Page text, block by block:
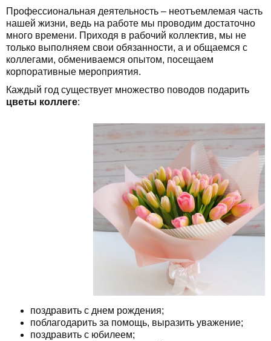
Профессиональная деятельность – неотъемлемая часть
нашей жизни, ведь на работе мы проводим достаточно
много времени. Приходя в рабочий коллектив, мы не
только выполняем свои обязанности, а и общаемся с
коллегами, обмениваемся опытом, посещаем
корпоративные мероприятия.
Каждый год существует множество поводов подарить
цветы коллеге:
поздравить с днем рождения;
поблагодарить за помощь, выразить уважение;
поздравить с юбилеем;